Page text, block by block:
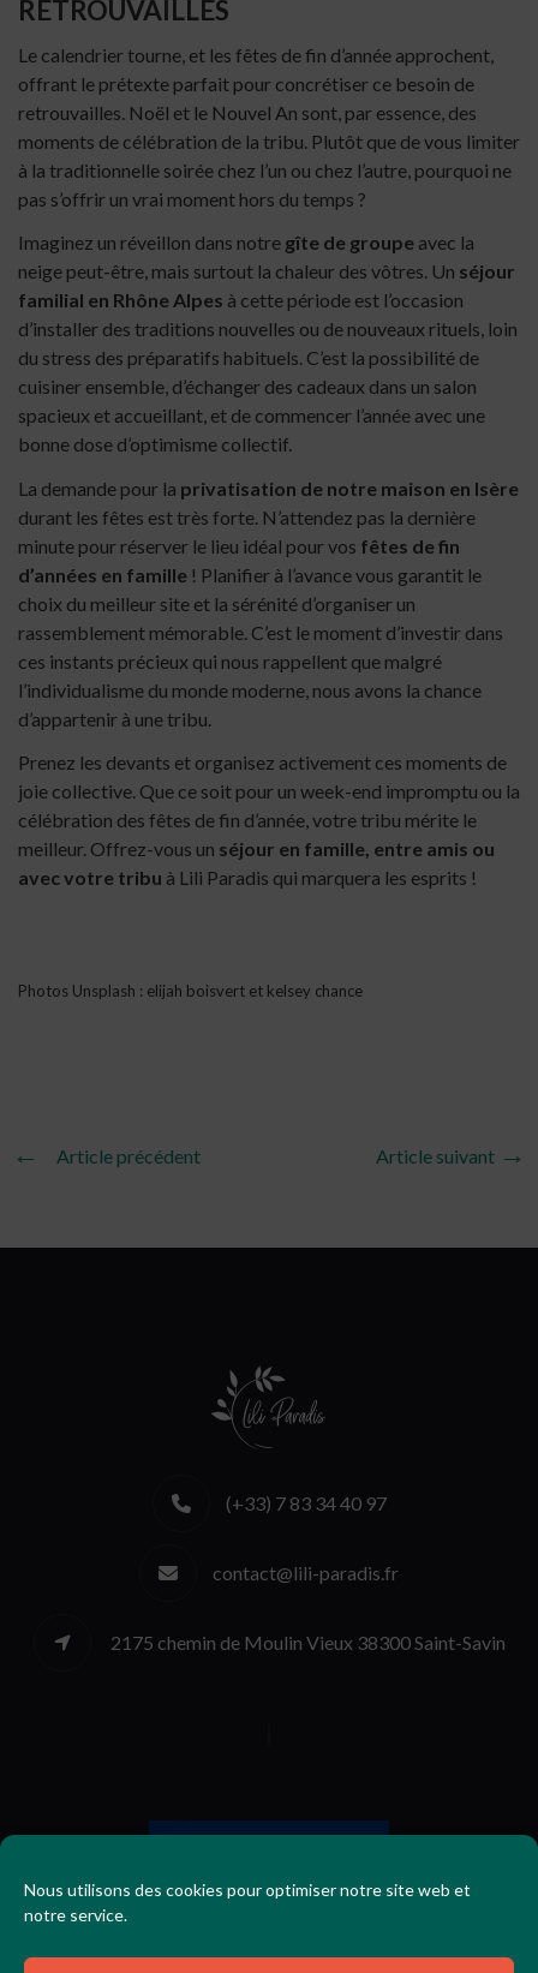
Nous utilisons des cookies pour optimiser notre site web et
notre service.
RETROUVAILLES
Le calendrier tourne, et les fêtes de fin d’année approchent,
offrant le prétexte parfait pour concrétiser ce besoin de
retrouvailles. Noël et le Nouvel An sont, par essence, des
moments de célébration de la tribu. Plutôt que de vous limiter
à la traditionnelle soirée chez l’un ou chez l’autre, pourquoi ne
pas s’offrir un vrai moment hors du temps ?
Imaginez un réveillon dans notre gîte de groupe avec la
neige peut-être, mais surtout la chaleur des vôtres. Un séjour
familial en Rhône Alpes à cette période est l’occasion
d’installer des traditions nouvelles ou de nouveaux rituels, loin
du stress des préparatifs habituels. C’est la possibilité de
cuisiner ensemble, d’échanger des cadeaux dans un salon
spacieux et accueillant, et de commencer l’année avec une
bonne dose d’optimisme collectif.
La demande pour la privatisation de notre maison en Isère
durant les fêtes est très forte. N’attendez pas la dernière
minute pour réserver le lieu idéal pour vos fêtes de fin
d’années en famille ! Planifier à l’avance vous garantit le
choix du meilleur site et la sérénité d’organiser un
rassemblement mémorable. C’est le moment d’investir dans
ces instants précieux qui nous rappellent que malgré
l’individualisme du monde moderne, nous avons la chance
d’appartenir à une tribu.
Prenez les devants et organisez activement ces moments de
joie collective. Que ce soit pour un week-end impromptu ou la
célébration des fêtes de fin d’année, votre tribu mérite le
meilleur. Offrez-vous un séjour en famille, entre amis ou
avec votre tribu à Lili Paradis qui marquera les esprits !
Photos Unsplash : elijah boisvert et kelsey chance
Article précédent Article suivant
(+33) 7 83 34 40 97
contact@lili-paradis.fr
2175 chemin de Moulin Vieux 38300 Saint-Savin